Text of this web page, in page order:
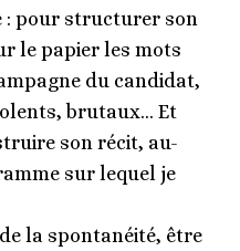
: pour structurer son
le papier les mots
du candidat,
brutaux… Et
son récit, au-
sur lequel je
la spontanéité, être